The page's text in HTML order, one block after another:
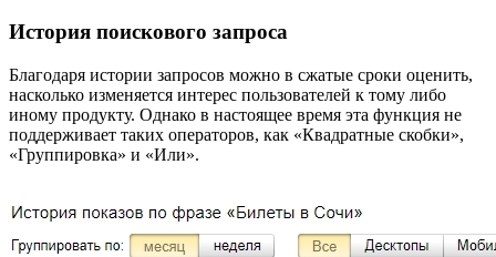
История поискового запроса
Благодаря истории запросов можно в сжатые сроки оценить,
насколько изменяется интерес пользователей к тому либо
иному продукту. Однако в настоящее время эта функция не
поддерживает таких операторов, как «Квадратные скобки»,
«Группировка» и «Или».